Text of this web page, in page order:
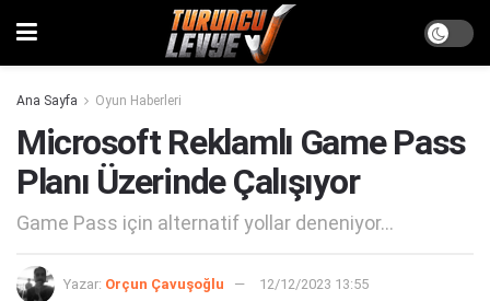
Ana Sayfa Oyun Haberleri
Microsoft Reklamlı Game Pass
Planı Üzerinde Çalışıyor
Game Pass için alternatif yollar deneniyor...
Yazar: Orçun Çavuşoğlu 12/12/2023 13:55